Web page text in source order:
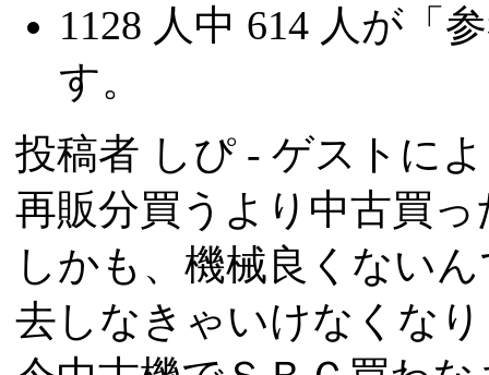
1128 人中 614 人が「
す。
投稿者 しぴ - ゲストに
再販分買うより中古買
しかも、機械良くない
去しなきゃいけなくな